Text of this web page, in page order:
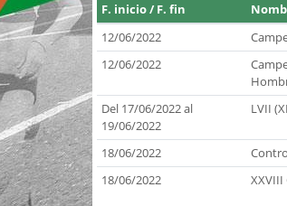
F. inicio / F. fin
12/06/2022
12/06/2022
Del 17/06/2022 al
19/06/2022
LVII
18/06/2022
18/06/2022
XXVIII